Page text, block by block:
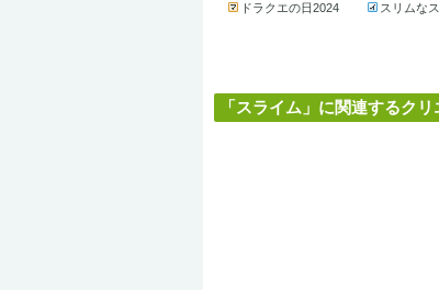
ドラクエの日2024 スリムな
「スライム」に関連するク